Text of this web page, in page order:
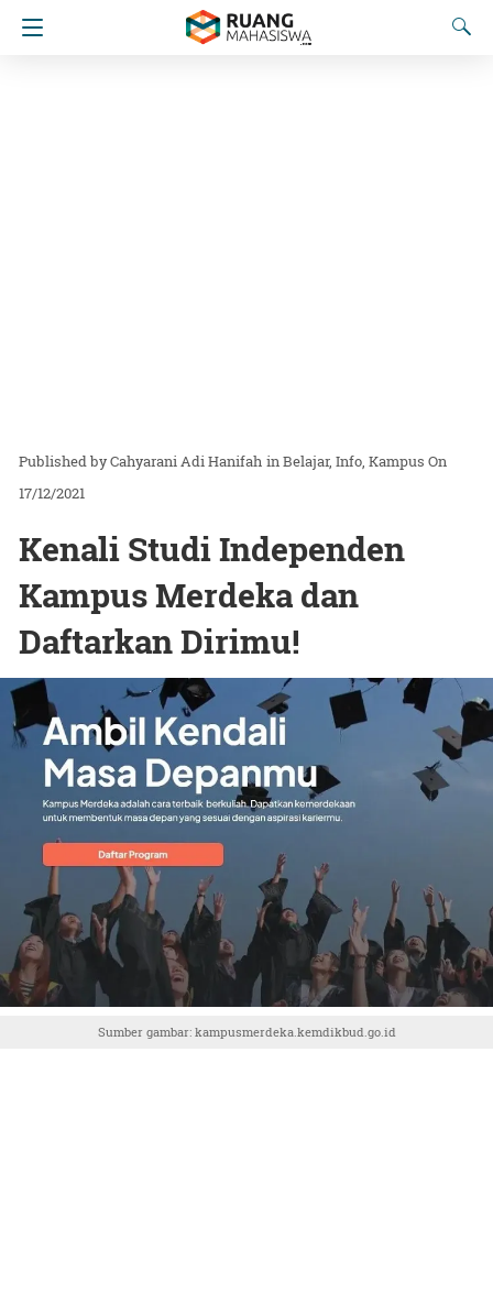
Cahyarani Adi Hanifah inBelajar Info Kampus On
17/12/2021
Kenali Studi Independen
Kampus Merdeka dan
Daftarkan Dirimu!
Sumber gambar: kampusmerdeka.kemdikbud.go.id